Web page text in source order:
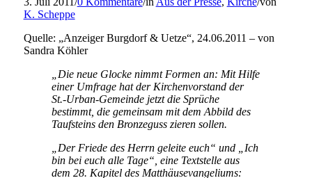
K. Scheppe
Quelle: „Anzeiger Burgdorf & Uetze“, 24.06.2011 – von
Sandra Köhler
„Die neue Glocke nimmt Formen an: Mit Hilfe
einer Umfrage hat der Kirchenvorstand der
St.-Urban-Gemeinde jetzt die Sprüche
bestimmt, die gemeinsam mit dem Abbild des
Taufsteins den Bronzeguss zieren sollen.
„Der Friede des Herrn geleite euch“ und „Ich
bin bei euch alle Tage“, eine Textstelle aus
dem 28. Kapitel des Matthäusevangeliums: